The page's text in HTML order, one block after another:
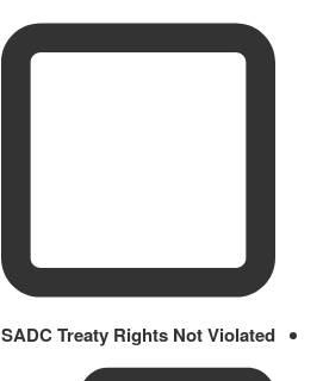
SADC Treaty Rights Not Violated